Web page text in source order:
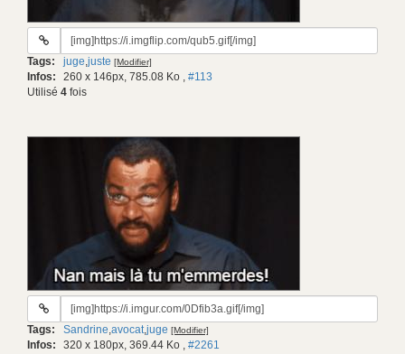
URL
gif:
Tags: juge,juste [Modifier]
Infos: 260 x 146px, 785.08 Ko , #113
Utilisé 4 fois
URL
gif:
Tags: Sandrine,avocat,juge [Modifier]
Infos: 320 x 180px, 369.44 Ko , #2261